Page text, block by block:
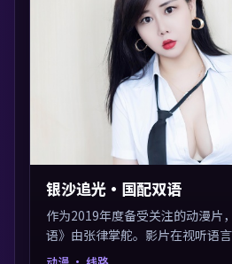
银沙追光·国配双语
作为2019年度备受关注的动漫片
语》由张律掌舵。影片在视听语
顾，人物关系错综复杂，后劲十